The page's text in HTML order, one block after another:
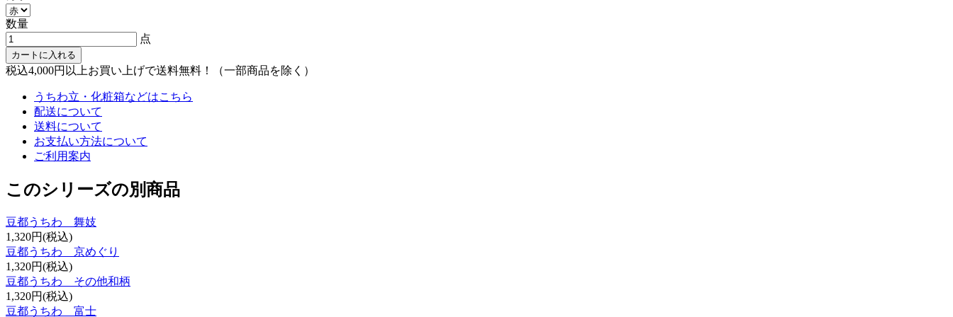
数量
点
カートに入れる
税込4,000円以上お買い上げで送料無料！（一部商品を除く）
うちわ立・化粧箱などはこちら
配送について
送料について
お支払い方法について
ご利用案内
このシリーズの別商品
豆都うちわ 舞妓
1,320円(税込)
豆都うちわ 京めぐり
1,320円(税込)
豆都うちわ その他和柄
1,320円(税込)
豆都うちわ 富士